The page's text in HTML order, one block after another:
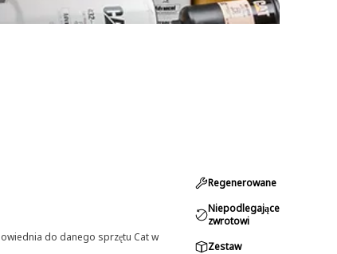
do danego sprzętu Cat w
Regenerowane
Niepodlegające
zwrotowi
Zestaw